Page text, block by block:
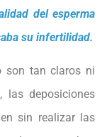
del esperma
su infertilidad.
son tan claros ni
las deposiciones
sin realizar las